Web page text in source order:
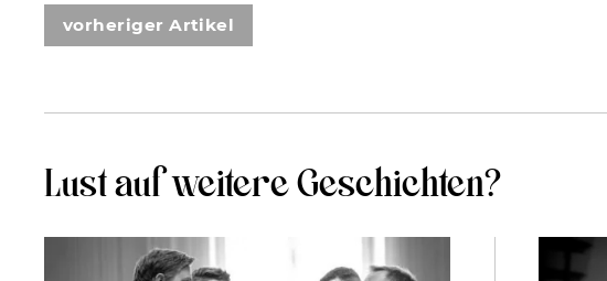
vorheriger Artikel
Lust auf weitere Geschichten?